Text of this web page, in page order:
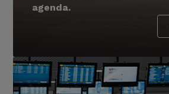
agenda.